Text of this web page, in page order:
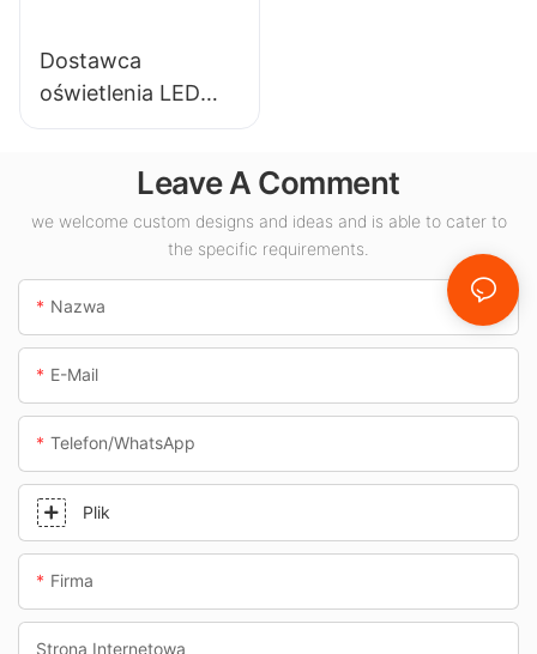
wewnątrz
pomieszczeń.
Dostawca
oświetlenia LED
KML-CLA 100W do
zamkniętych,
takich jak stacje
benzynowe i
przejścia
podziemne.
Leave A Comment
we welcome custom designs and ideas and is able to cater to
the specific requirements.
Nazwa
E-Mail
Telefon/WhatsApp
Plik
Firma
Strona Internetowa